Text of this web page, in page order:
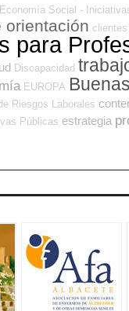
Economía Social -
orientación clientes
para
Discapacidad
EUROPA
Riesgos Laborales
Públicas estrategia